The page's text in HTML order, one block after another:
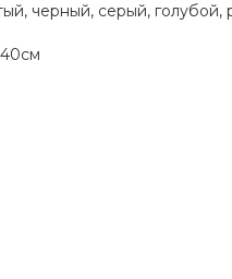
черный, серый, голубой,